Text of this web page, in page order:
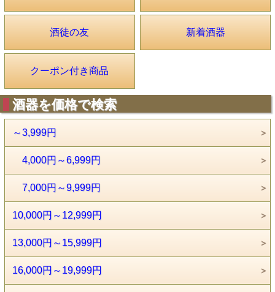
酒徒の友 新着酒器
クーポン付き商品
酒器を価格で検索
～3,999円
4,000円～6,999円
7,000円～9,999円
10,000円～12,999円
13,000円～15,999円
16,000円～19,999円